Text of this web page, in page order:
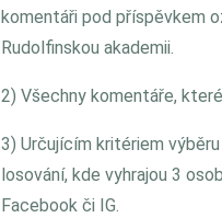
komentáři pod příspěvkem
Rudolfinskou akademii.
2) Všechny komentáře,
3) Určujícím kritériem
losování, kde vyhrajou 3
Facebook či IG.